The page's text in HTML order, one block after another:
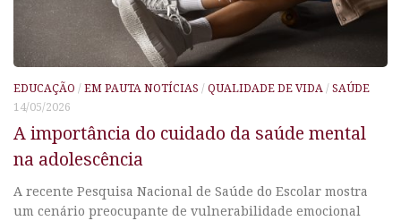
EDUCAÇÃO / EM PAUTA NOTÍCIAS / QUALIDADE DE VIDA / SAÚDE
14/05/2026
A importância do cuidado da saúde mental
na adolescência
A recente Pesquisa Nacional de Saúde do Escolar mostra
um cenário preocupante de vulnerabilidade emocional